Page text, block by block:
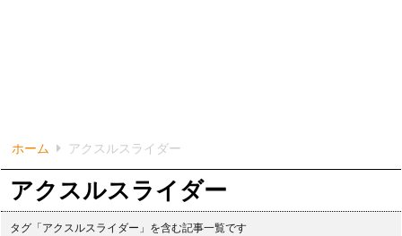
ホーム アクスルスライダー
アクスルスライダー
タグ「アクスルスライダー」を含む記事一覧です